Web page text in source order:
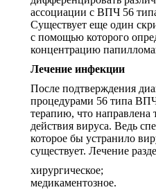
ассоциации с ВПЧ 56
Существует еще один
с помощью которого
концентрацию
Лечение инфекции
После подтверждения
процедурами 56 типа
терапию, что направлена
действия вируса. Ведь
которое бы устранило
существует. Лечение
хирургическое;
медикаментозное.